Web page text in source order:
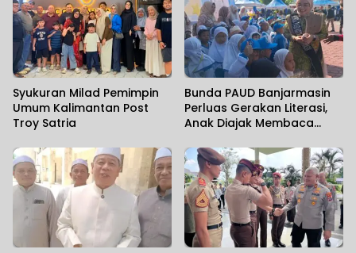
Syukuran Milad Pemimpin
Umum Kalimantan Post
Troy Satria
Bunda PAUD Banjarmasin
Perluas Gerakan Literasi,
Anak Diajak Membaca